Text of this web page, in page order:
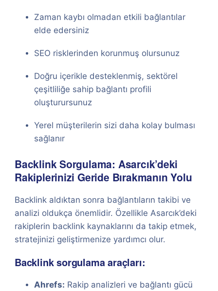
Zaman kaybı olmadan etkili bağlantılar
elde edersiniz
SEO risklerinden korunmuş olursunuz
Doğru içerikle desteklenmiş, sektörel
çeşitliliğe sahip bağlantı profili
oluşturursunuz
Yerel müşterilerin sizi daha kolay bulması
sağlanır
Backlink Sorgulama: Asarcık’deki
Rakiplerinizi Geride Bırakmanın Yolu
Backlink aldıktan sonra bağlantıların takibi ve
analizi oldukça önemlidir. Özellikle Asarcık’deki
rakiplerin backlink kaynaklarını da takip etmek,
stratejinizi geliştirmenize yardımcı olur.
Backlink sorgulama araçları:
Ahrefs: Rakip analizleri ve bağlantı gücü